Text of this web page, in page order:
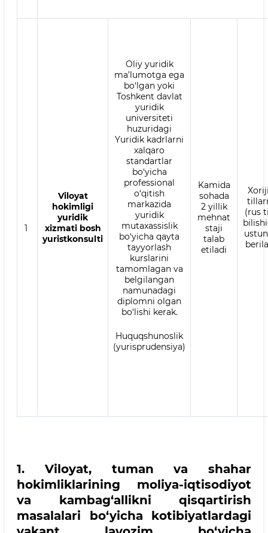
1
Viloyat
hokimligi
yuridik
xizmati bosh
yuristkonsulti
Oliy yuridik
ma’lumotga ega
bo‘lgan yoki
Toshkent davlat
yuridik
universiteti
huzuridagi
Yuridik kadrlarni
xalqaro
standartlar
bo‘yicha
professional
o‘qitish
markazida
yuridik
mutaxassislik
bo‘yicha qayta
tayyorlash
kurslarini
tamomlagan va
belgilangan
namunadagi
diplomni olgan
bo‘lishi kerak.
Huquqshunoslik
(yurisprudensiya)
Kamida
sohada
2 yillik
mehnat
staji
talab
etiladi
(rus
1. Viloyat, tuman va shahar
hokimliklarining moliya-iqtisodiyot
va kambag‘allikni qisqartirish
masalalari bo‘yicha kotibiyatlardagi